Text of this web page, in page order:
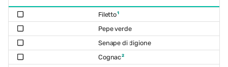
Filetto1
Pepe verde
Senape di digione
Cognac2